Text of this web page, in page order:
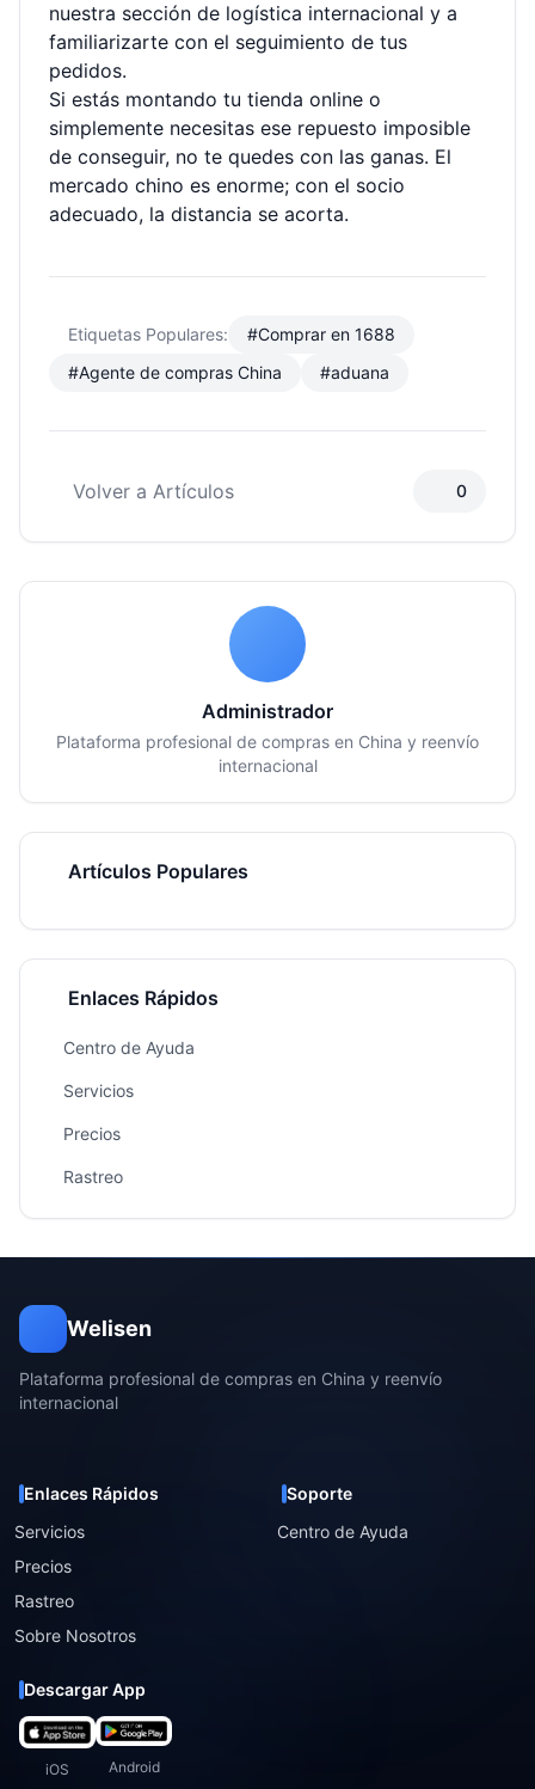
nuestra sección de logística internacional y a
familiarizarte con el seguimiento de tus
pedidos.
Si estás montando tu tienda online o
simplemente necesitas ese repuesto imposible
de conseguir, no te quedes con las ganas. El
mercado chino es enorme; con el socio
adecuado, la distancia se acorta.
Etiquetas Populares:
#Comprar en 1688
#Agente de compras China
#aduana
Volver a Artículos 0
Administrador
Plataforma profesional de compras en China y reenvío
internacional
Artículos Populares
Enlaces Rápidos
Centro de Ayuda
Servicios
Precios
Rastreo
Welisen
Plataforma profesional de compras en China y reenvío
internacional
Enlaces Rápidos
Servicios
Precios
Rastreo
Sobre Nosotros
Soporte
Centro de Ayuda
Descargar App
iOS Android